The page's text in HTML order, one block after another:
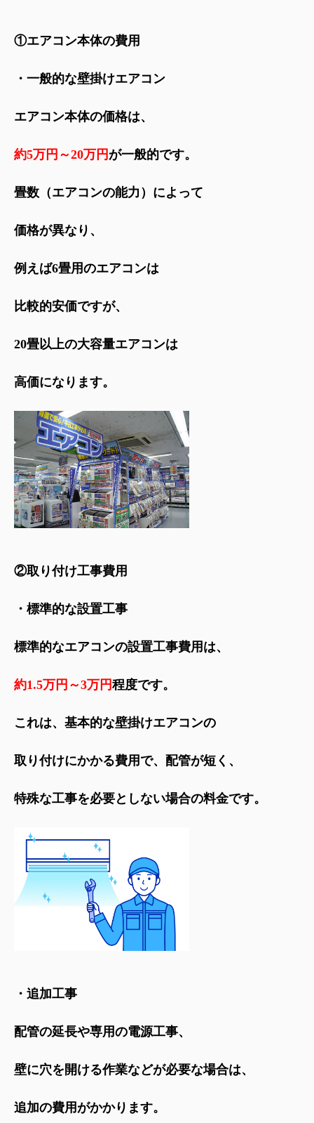
①エアコン本体の費用
・一般的な壁掛けエアコン
エアコン本体の価格は、
約5万円～20万円 が一般的です。
畳数（エアコンの能力）によって
価格が異なり、
例えば6畳用のエアコンは
比較的安価ですが、
20畳以上の大容量エアコンは
高価になります。
②取り付け工事費用
・標準的な設置工事
標準的なエアコンの設置工事費用は、
約1.5万円～3万円程度です。
これは、基本的な壁掛けエアコンの
取り付けにかかる費用で、配管が短く、
特殊な工事を必要としない場合の料金です。
・追加工事
配管の延長や専用の電源工事、
壁に穴を開ける作業などが必要な場合は、
追加の費用がかかります。